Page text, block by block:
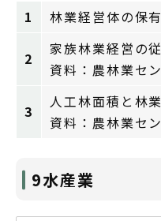
1 林業経営体の保
2
家族林業経営の
資料：農林業セ
3
人工林面積と林
資料：農林業セ
9水産業